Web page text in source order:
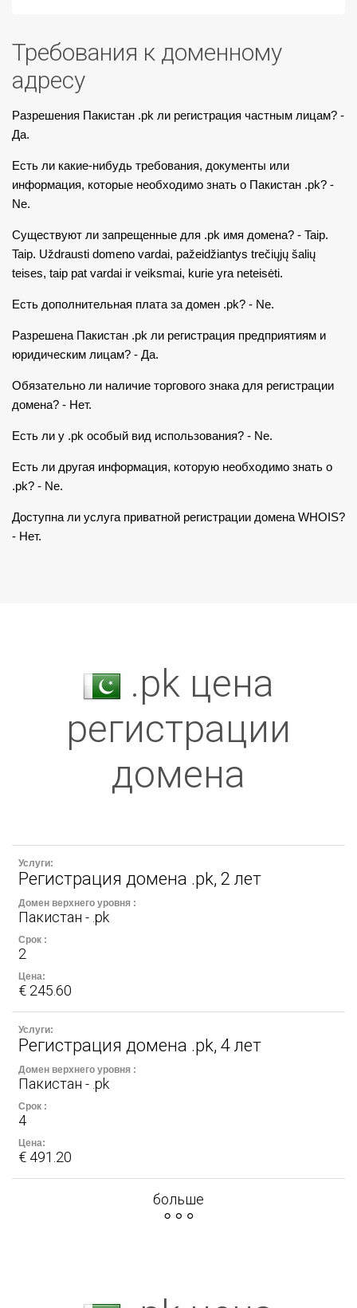
Требования к доменному
адресу
Разрешения Пакистан .pk ли регистрация частным лицам? -
Да.
Есть ли какие-нибудь требования, документы или
информация, которые необходимо знать о Пакистан .pk? -
Ne.
Существуют ли запрещенные для .pk имя домена? - Taip.
Taip. Uždrausti domeno vardai, pažeidžiantys trečiųjų šalių
teises, taip pat vardai ir veiksmai, kurie yra neteisėti.
Есть дополнительная плата за домен .pk? - Ne.
Разрешена Пакистан .pk ли регистрация предприятиям и
юридическим лицам? - Да.
Обязательно ли наличие торгового знака для регистрации
домена? - Нет.
Есть ли у .pk особый вид использования? - Ne.
Есть ли другая информация, которую необходимо знать o
.pk? - Ne.
Доступна ли услуга приватной регистрации домена WHOIS?
- Нет.
.pk цена
регистрации
домена
Регистрация домена .pk, 2 лет
Пакистан - .pk
2
€ 245.60
Регистрация домена .pk, 4 лет
Пакистан - .pk
4
€ 491.20
больше